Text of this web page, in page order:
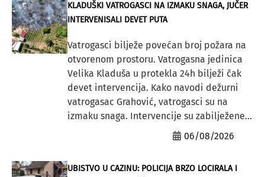
KLADUŠKI VATROGASCI NA IZMAKU SNAGA, JUČER
INTERVENISALI DEVET PUTA
Vatrogasci bilježe povećan broj požara na
otvorenom prostoru. Vatrogasna jedinica
Velika Kladuša u protekla 24h bilježi čak
devet intervencija. Kako navodi dežurni
vatrogasac Grahović, vatrogasci su na
izmaku snaga. Intervencije su zabilježene...
06/08/2026
UBISTVO U CAZINU: POLICIJA BRZO LOCIRALA I